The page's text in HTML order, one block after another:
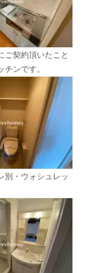
ご契約頂いたこと
チンです。
別・ウォシュレッ